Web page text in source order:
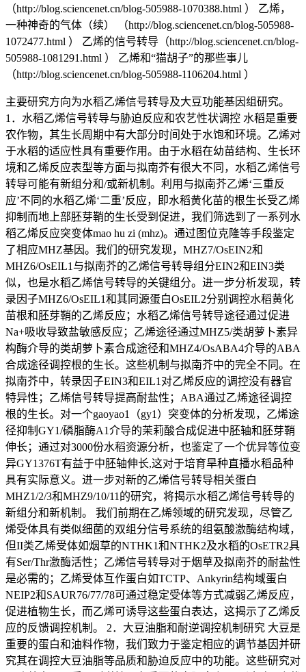
（http://blog.sciencenet.cn/blog-505988-1070388.html ） 乙烯，
一种神奇的气体（续） （http://blog.sciencenet.cn/blog-505988-
1072477.html ） 乙烯的信号转导（http://blog.sciencenet.cn/blog-
505988-1081291.html ） 乙烯和“猫胡子”的那些事儿
（http://blog.sciencenet.cn/blog-505988-1106204.html ）
主要研究方向为水稻乙烯信号转导及大豆功能基因组研究。 1．水稻乙烯信号转导与胁迫反应和农艺性状调控 水稻是重要农作物，其生长周期中有大部分时间处于水饱和环境。乙烯对于水稻的适应性具有重要作用。由于水稻在幼苗结构、生长环境和乙烯反应表型等方面与拟南芥有很大不同，水稻乙烯信号转导可能有新组分和/或新机制。利用与拟南芥乙烯‘三重反应’不同的水稻乙烯‘二重’反应，即水稻黄化苗的根生长受乙烯抑制而地上部胚芽鞘的生长受到促进，我们筛选到了一系列水稻乙烯反应突变体mao hu zi (mhz)。通过图位克隆等手段鉴定了相应MHZ基因。我们的研究发现，MHZ7/OsEIN2和MHZ6/OsEIL1与拟南芥的乙烯信号转导组分EIN2和EIN3类似，也是水稻乙烯信号转导的关键组分。进一步分析发现，转录因子MHZ6/OsEIL1和其同源蛋白OsEIL2分别调控水稻黄化苗根和胚芽鞘的乙烯反应；水稻乙烯信号转导途径通过促进Na+吸收导致盐敏感反应；乙烯途径通过MHZ5/类胡萝卜素异构酶介导的类胡萝卜素合成途径和MHZ4/OsABA4介导的ABA合成途径调控根的生长。这些机制与拟南芥中的完全不同。在拟南芥中，转录因子EIN3和EIL1对乙烯反应的调控没有器官特异性；乙烯信号转导提高耐盐性；ABA通过乙烯途径调控根的生长。对一个gaoyao1（gy1）突变体的分析发现，乙烯途径抑制GY1/磷脂酶A1介导的茉莉酸合成促进中胚轴和胚芽鞘伸长；通过对3000份水稻资源分析，也鉴定了一个优异等位变异GY1376T有益于中胚轴伸长,这对于培育旱种直播水稻品种具有实际意义。进一步对新的乙烯信号转导相关蛋白MHZ1/2/3和MHZ9/10/11的研究，将揭示水稻乙烯信号转导的新组分和新机制。 我们前期在乙烯领域的研究发现，尽管乙烯受体具有类似细菌的双组分信号系统的组氨酸激酶结构域，但II类乙烯受体如烟草的NTHK1和NTHK2及水稻的OsETR2具有Ser/Thr激酶活性；乙烯信号转导对于烟草及拟南芥的耐盐性是必需的；乙烯受体互作蛋白如TCTP、Ankyrin结构域蛋白NEIP2和SAUR76/77/78可通过稳定受体等方式减弱乙烯反应，促进植物生长，而乙烯可诱导这些蛋白表达，这揭示了乙烯反应的反馈调控机制。 2．大豆油脂和耐逆调控机制研究 大豆是重要的蛋白和油料作物，我们致力于鉴定相应的调节基因并研究其在调控大豆油脂等品质和胁迫反应中的功能。这些研究对于改善大豆品质及耐逆性具有重要的实际意义。通过对10个栽培大豆资源和10个野生大豆资源不同发育阶段籽粒进行RNA测序，鉴定了2个栽培大豆特异的基因共表达调控网络。通过比较网络节点基因与相应籽粒性状QTL的重叠性，鉴定出了调控大豆油脂合成的GmZF351,GmNFYA及调控粒重的GmGA20OX基因，其中GmZF351是调控从糖酵解、脂肪酸合成、TAG形成，到油体形成的重要因子（master regulator）。进一步利用源于高油低油材料的RIL群体，通过重测序及QTL定位，鉴定了油脂和粒重调控QTL，并克隆了来源于野生大豆的PP2C-1基因，该基因编码的蛋白通过与GmBZR1互作使其脱磷酸化，从而激活BR途径提高粒重。在栽培大豆中还有约40%材料不含PP2C-1位点，进一步将此位点导入将可能提高大豆产量潜力。 前期通过对大豆不同器官及发育中的大豆籽粒进行转录组分析，鉴定了数十个种子特异表达且与油份积累同步的转录因子基因。深入研究发现大豆GmbZIP123可通过激活蔗糖转运蛋白基因和细胞壁蔗糖转化酶基因表达，从而促进糖分从叶片向种子的转运来提高油脂合成和积累。也发现了另一个大豆GmMYB73可与GL3和EGL3互作抑制GL2表达，从而解除了GL2对PLDα1的抑制。PLDα1高表达促进磷脂酰胆碱PC转化为磷脂酸PA和二脂酰基甘油DAG和三酰甘油TAG，使种子和叶片油份积累得到提高。我们的研究揭示了大豆油份积累的新机制，对于大豆品质改良具有重要意义。也鉴定了一系列胁迫应答的转录因子等调控基因，研究了它们在大豆耐逆中的作用。近期主要论文： Zhao H, Duan KX, Ma B, Yin CC, Hu Y, Tao JJ, Huang YH, Cao WQ, Chen H, Yang C, Zhang ZG, He SJ, Zhang WK, Wan XY, Lu TG, Chen SY, Zhang JS (2020) Histidine kinase MHZ1/OsHK1 interacts with ethylene receptors to regulate root growth in rice. Nat Commun. 11(1): 518. doi: 10.1038/s41467-020-14313-0. Bian XH, Li W, Niu CF, Wei W, Hu Y, Han JQ, Lu X, Tao JJ, Jin M, Qin H, Zhou B, Zhang WK, Ma B, Wang GD, Yu DY, Lai YC, Chen SY, Zhang JS (2020) A class B heat shock factor selected for during soybean domestication contributes to salt tolerance by promoting flavonoid biosynthesis. New Phytol. 225:268-283. doi: 10.1111/nph.16104. https://rdcu.be/bSLmfYin D＃*, Ji C＃, Song Q＃, Zhang W＃, Zhang X, Zhao K, Chen CY, Wang C, He G, Liang Z, Ma X, Li Z, Tang Y, Wang Y, Li K, Ning L, Zhang H, Zhao K, Li X, Yu H, Lei Y, Wang M, Ma L, Zheng H, Zhang Y, Zhang JS*, Hu W*, Chen ZJ*. (2019) Comparison of Arachis monticola with diploid and cultivated tetraploid genomes reveals asymmetric subgenome evolution and improvement of peanut. Adv. Sci. DOI:10.1002/advs.201901672Zheng H, Dong L, Han X, Jin H, Yin C, Han Y, Li B, Qin H, Zhang JS, Shen Q, Zhang K, Wang D (2019) The TuMYB46L-TuACO3 module regulates ethylene biosynthesis in einkorn wheat defense to powdery mildew. New Phytol. 2019 Nov 1. doi: 10.1111/nph.16305. Zhou Y, Xiong Q, Yin CC, Ma B, Chen SY, Zhang JS (2019) Ethylene biosynthesis, signaling and crosstalk with other hormones in rice. Small Methods. https://doi.org/10.1002/smtd.201900278Wei W, Liang DW, Bian XH, Shen M, Xiao JH, Zhang WK, Ma B, Lin Q, Lv J, Chen X, Chen SY, Zhang JS (2019) GmWRKY54 improves drought tolerance through activating genes in ABA and Ca2+ signaling pathways in transgenic soybean. Plant J. 100: 384-398 doi: 10.1111/tpj.14449Yin CC, Ma B, Zhao H, Chen SY, Zhang JS (2018) Screening and Genetic Analysis of Ethylene-Response Mutants in Etiolated Rice Seedlings. Bio-Protocol, DOI:10.21769/BioProtoc.3001Yin D, Ji C, Ma X, Li H, Zhang W, Li S, Liu F, Zhao K, Li F, Li K, Ning L, He J, Wang Y, Zhao F, Xie Y, Zheng H, Zhang X, Zhang Y, Zhang JS. (2018) Genome of an allotetraploid wild peanut Arachis monticola: a de novo assembly. GigaScience, 7(6): 1-9. doi: 10.1093/gigascience/giy066.Chen H, Ma B, Zhou Y, He SJ, Tang SY, Lu X, Xie Q, Chen SY, Zhang JS (2018) E3 ubiquitin ligase SOR1 regulates ethylene response in rice root by modulating stability of Aux/IAA protein. Proc Natl Acad Sci USA. 115: 4513-4518.Callis J: F1000Prime Recommendation of [Chen H et al., Proc Natl Acad Sci USA 2018 , 115(17):4513-4518]. In F1000Prime, 11 Jul 2018; DOI: 10.3410/f.733025177.793547890. F1000Prime.com/733025177#eval793547890 Ma B, Zhou Y, Chen H, He SJ, Huang YH, Zhao H, Lu X, Zhang WK, Pang JH, Chen SY, Zhang JS (2018) Membrane protein MHZ3 stabilizes OsEIN2 in rice by interacting with its Nramp-like domain. Proc Natl Acad Sci USA. 115: 2520-2525. doi: 10.1073/pnas.1718377115.Tao JJ, Wei W, Pan WJ, Lu L, Li QT, Ma JB, Zhang WK, Ma B, Chen SY, Zhang JS (2018) An Alfin-like gene from Atriplex hortensis enhances salt and drought tolerance and abscisic acid response in transgenic Arabidopsis. Sci. Rep. 8(1): 2707. doi: 10.1038/s41598-018-21148-9.Zhao S, Hong W, Wu J, Wang Y, Ji S, Zhu S, Wei C, Zhang JS, Li Y (2017) A viral protein promotes host SAMS1 activity and ethylene production for the benefit of virus infection. eLife, 6: e27529. DOI: https://doi.org/10.7554/eLife.27529 .Yin CC, Zhao H, Ma B, Chen SY and Zhang JS (2017) Diverse Roles of Ethylene in Regulating Agronomic Traits in Rice. Front. Plant Sci. 8:1676. doi: 10.3389/fpls.2017.01676.Wei W, Tao JJ, Chen HW, Li QT, Zhang WK, Ma B, Lin Q, Zhang JS, Chen SY (2017) A histone code reader and a transcriptional activator interact to regulate genes for salt tolerance. Plant Physiol. 175: 1304-1320.How Rice Seedlings Emerge from Soil. The Plant Cell in a Nutshell, by Nancy Eckardt, https://plantae.org/research/the-plant-cell/#nutshellXiong Q, Ma B, Lu X, Huang YH, He SJ, Yang C, Yin CC, Zhao H, Zhou Y, Zhang WK, Wang WS, Li ZK, Chen SY,Zhang JS (2017) Ethylene-Inhibited Jasmonic Acid Biosynthesis Promotes Mesocotyl/Coleoptile Elongation of Etiolated Rice Seedlings. Plant Cell, 29: 1053-1072.Hao D, Sun X, Ma B, Zhang JS, Guo H (2017) Ethylene. In Hormone Metabolism and Signaling in Plants, pp203-241, edited by Li J, Li C and Smith MS. Elsevier Ltd. http://www.sciencedirect.com/science/article/pii/B9780128115626000062.Pan WJ, Tao JJ, Cheng T, Shen M, Ma JB, Zhang WK, Lin Q, Ma B, Chen SY, Zhang JS (2017) Soybean NIMA-related Kinase1 Promotes Plant Growth and Improves Salt and Cold Tolerance. Plant Cell Physiol. 58: 1268-1278.Lu X, Xiong Q, Cheng T, Li QT, Liu XL, Bi YD, Li W, Zhang WK, Ma B, Lai YC, Du WG, Man WQ, Chen SY, Zhang JS (2017). A PP2C-1 Allele Underlying a Quantitative Trait Locus Enhances Soybean 100-Seed Weight. Mol. Plant, 10: 670-684.Ma B, Zhang JS (2017). Analysis of growth and molecular responses to ethylene in etiolated rice seedlings. Methods Mol Biol. 1573: 237-243. doi: 10.1007/978-1-4939-6854-1_16.Li QT, Lu X, Song Q, Chen HW, Wei W, Tao JJ, Bian XH, Shen M, Ma B, Zhang WK, Bi YD, Li W, Lai YC, Lam SM, Shui G, Chen SY, Zhang JS (2017). Selection for a zinc-finger protein contributes to seed oil increase during soybean domestication. Plant Physiol. 173:2208-2224.Yang C, Li W, Cao J, Meng F, Yu Y, Huang J, Jiang L, Liu M, Zhang Z, Chen X, Miyamoto K, Yamane H, Zhang JS, Chen SY, Liu J (2017). Activation of ethylene signaling pathways enhances disease resistance by regulating ROS and phytoalexin production in rice. Plant J. 89 (2): 338-353.张玉芹，陆 翔，李擎天，陈受宜，张劲松 (2016). 大豆品质调控基因克隆和功能研究进展. 中国农业科学, 49 (22): 4299-4309..Zhang YQ, Lu X, Zhao FY, Li QT, Niu SL, Wei W, Zhang WK, Ma B, Chen SY, Zhang JS (2016). Soybean GmDREBL increases lipid content in seeds of transgenic Arabidopsis. Sci. Rep. 6: 34307; doi: 10.1038/srep34307.Tao JJ, Chen SY, Zhang JS (2016) Simple methods for screening and statistical analysis of leaf epidermal cells in dicotyledonous plants. Bio-protocol, 6(17): e1916. http://www.bio-protocol.org/e1916.赵赫，陈受宜，张劲松（2016）乙烯信号转导与植物非生物胁迫反应调控研究进展。生物技术通报，32 （10）：1-10Yin CC, Ma B, Wang W, Xiong Q, Zhao H, Chen SY, Zhang JS (2016) RNA Extraction and Preparation in Rice (Oryza sativa). Curr Protoc Plant Biol. 1:411-418. DOI: 10.1002/cppb.20023Pan WJ, Tao JJ, Cheng T, Bian XH, Wei W, Zhang WK, Ma B, Chen SY, Zhang JS (2016) Soybean miR172a improves salt tolerance and can function as a long distance signal.Mol Plant, 9: 1337-1340.Lu X, Li QT, Xiong Q, Li W, Bi YD, Lai YC, Liu XL, Man WQ, Zhang WK, Ma B, Chen SY, Zhang JS (2016) The transcriptomic signature of developing soybean seeds reveals genetic basis of seed trait adaptation during domestication. Plant J. 86: 530-544.沈鸣，陈受宜，张劲松（2016）乙烯对豆科植物生长发育和根瘤形成的影响。大豆科学，35（2）：330-336.Tao JJ, Chen HW, Ma B, Zhang WK, Chen SY, Zhang JS (2015) The role of ethylene in plants under salinity stress. Front Plant Sci 6: 1059. doi: 10.3389/fpls.2015.01059.Li ZG, Chen HW, Li QT, Tao JJ, Bian XH, Ma B, Zhang WK, Chen SY, Zhang JS (2015) Three SAUR proteins SAUR76, SAUR77 and SAUR78 promote plant growth in Arabidopsis. Sci. Rep. 5: 12477. doi: 10.1038/srep12477Yang C, Ma B, He SJ, Xiong Q, Duan KX, Yin CC, Chen H, Lu X, Chen SY, Zhang JS (2015) MHZ6/OsEIL1 and OsEIL2 regulate ethylene response of roots and coleoptiles and negatively affect salt tolerance in rice. Plant Physiol. 169:148-165.Wang F, Chen HW, Li QT, Wei W, Li W, Zhang WK, Ma B, Bi YD, Lai YC, Liu XL, Man WQ, Zhang JS, Chen SY (2015) GmWRKY27 interacts with GmMYB174 to reduce expression of GmNAC29 for stress tolerance in soybean plants. Plant J. 83:224-236.Tao JJ, Cao YR, Chen HW, Wei W, Li QT, Ma B, Zhang WK, Chen SY and Zhang JS (2015) Tobacco TCTP interacts with ethylene receptor NTHK1 and enhances plant growth through promotion of cell proliferation. Plant Physiol. 169:96-114.Yin CC, Ma B, Collinge DP, Pogson BJ, He SJ , Xiong Q , Duan KX, Chen H, Yang C, Lu X, Wang YQ , Zhang WK, Chu CC, Sun XH, Fang S, Chu JF, Lu TG, Chen SY, and Zhang JS (2015) Ethylene responses in rice roots and coleoptiles are differentially regulated by a carotenoid isomerase-mediated abscisic acid pathway. Plant Cell, 27(4):1061-1081. Yang C, Lu X, Ma B, Chen SY, Zhang JS(2015) Ethylene signaling in rice and Arabidopsis